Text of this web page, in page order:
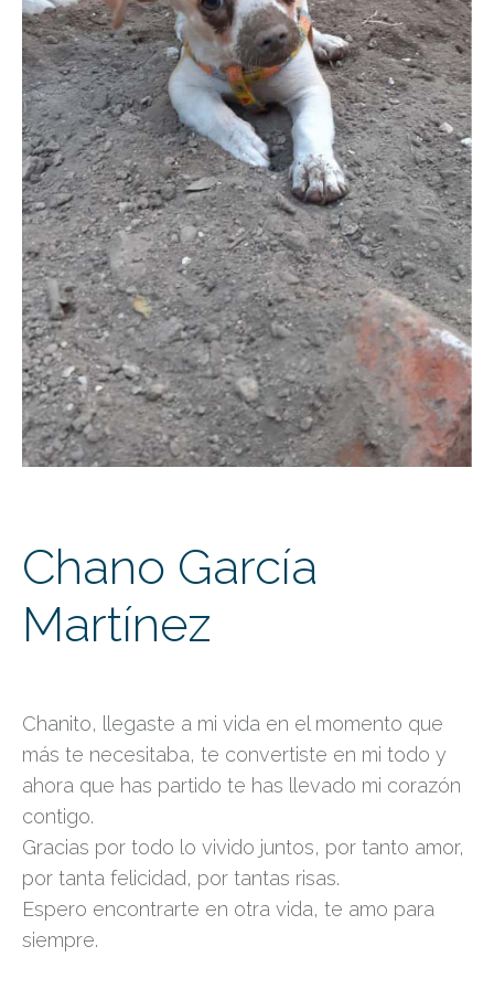
Chano García
Martínez
Chanito, llegaste a mi vida en el momento que
más te necesitaba, te convertiste en mi todo y
ahora que has partido te has llevado mi corazón
contigo.
Gracias por todo lo vivido juntos, por tanto amor,
por tanta felicidad, por tantas risas.
Espero encontrarte en otra vida, te amo para
siempre.